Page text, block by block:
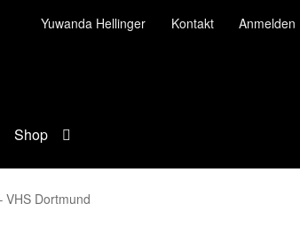
Yuwanda Hellinger Kontakt Anmelden
Shop
VHS Dortmund